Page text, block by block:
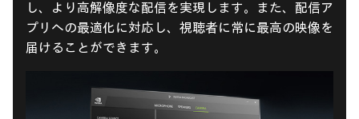
し、より高解像度な配信を実現します。また、配信ア
プリへの最適化に対応し、視聴者に常に最高の映像を
届けることができます。